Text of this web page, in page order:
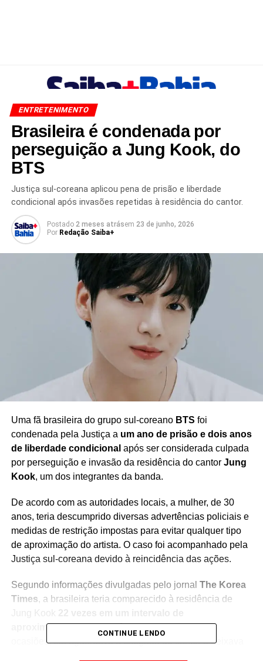
ENTRETENIMENTO
Brasileira é condenada por
perseguição a Jung Kook, do
BTS
Justiça sul-coreana aplicou pena de prisão e liberdade
condicional após invasões repetidas à residência do cantor.
Postado 2 meses atrásem 23 de junho, 2026
Por Redação Saiba+
Uma fã brasileira do grupo sul-coreano BTS foi
condenada pela Justiça a um ano de prisão e dois anos
de liberdade condicional após ser considerada culpada
por perseguição e invasão da residência do cantor Jung
Kook, um dos integrantes da banda.
De acordo com as autoridades locais, a mulher, de 30
anos, teria descumprido diversas advertências policiais e
medidas de restrição impostas para evitar qualquer tipo
de aproximação do artista. O caso foi acompanhado pela
Justiça sul-coreana devido à reincidência das ações.
Segundo informações divulgadas pelo jornal The Korea
Times, a brasileira teria comparecido à residência de
aproximadamente um mês. Em algumas dessas
ocasiões, ela aguardava a chegada do cantor e deixava
CONTINUE LENDO